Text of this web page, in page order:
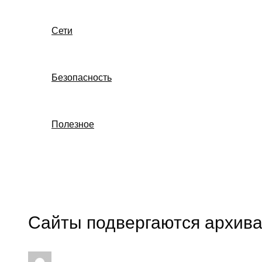
Сети
Безопасность
Полезное
Сайты подвергаются